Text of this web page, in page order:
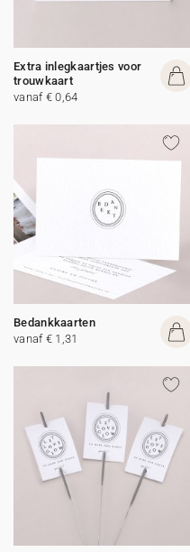
Extra inlegkaartjes voor
trouwkaart
vanaf € 0,64
Bedankkaarten
vanaf € 1,31